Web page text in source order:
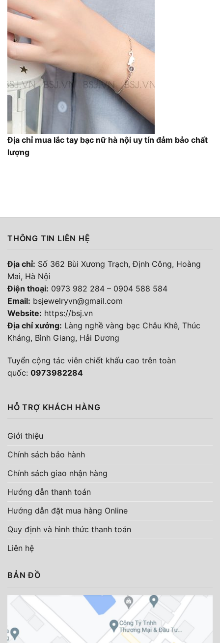
Địa chỉ mua lắc tay bạc nữ hà nội uy tín đảm bảo chất
lượng
THÔNG TIN LIÊN HỆ
Địa chỉ: Số 362 Bùi Xương Trạch, Định Công, Hoàng
Mai, Hà Nội
Điện thoại: 0973 982 284 – 0904 588 584
Email: bsjewelryvn@gmail.com
Website: https://bsj.vn
Địa chỉ xưởng: Làng nghề vàng bạc Châu Khê, Thúc
Kháng, Bình Giang, Hải Dương
Tuyển cộng tác viên chiết khấu cao trên toàn
quốc: 0973982284
HỖ TRỢ KHÁCH HÀNG
Giới thiệu
Chính sách bảo hành
Chính sách giao nhận hàng
Hướng dẫn thanh toán
Hướng dẫn đặt mua hàng Online
Quy định và hình thức thanh toán
Liên hệ
BẢN ĐỒ